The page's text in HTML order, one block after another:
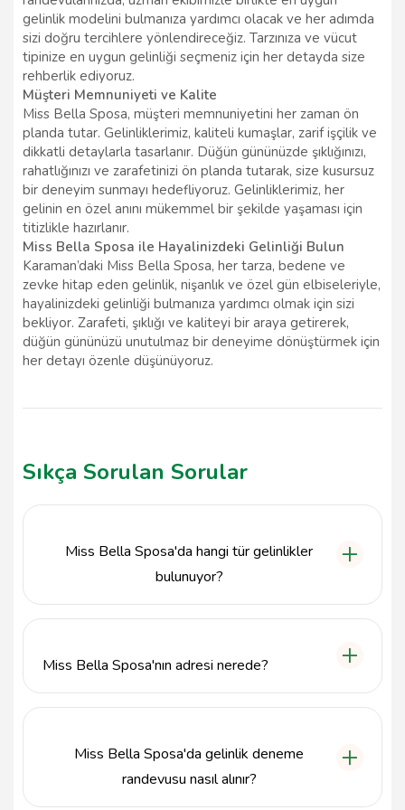
gelinlik modelini bulmanıza yardımcı olacak ve her adımda
sizi doğru tercihlere yönlendireceğiz. Tarzınıza ve vücut
tipinize en uygun gelinliği seçmeniz için her detayda size
rehberlik ediyoruz.
Müşteri Memnuniyeti ve Kalite
Miss Bella Sposa, müşteri memnuniyetini her zaman ön
planda tutar. Gelinliklerimiz, kaliteli kumaşlar, zarif işçilik ve
dikkatli detaylarla tasarlanır. Düğün gününüzde şıklığınızı,
rahatlığınızı ve zarafetinizi ön planda tutarak, size kusursuz
bir deneyim sunmayı hedefliyoruz. Gelinliklerimiz, her
gelinin en özel anını mükemmel bir şekilde yaşaması için
titizlikle hazırlanır.
Miss Bella Sposa ile Hayalinizdeki Gelinliği Bulun
Karaman’daki Miss Bella Sposa, her tarza, bedene ve
zevke hitap eden gelinlik, nişanlık ve özel gün elbiseleriyle,
hayalinizdeki gelinliği bulmanıza yardımcı olmak için sizi
bekliyor. Zarafeti, şıklığı ve kaliteyi bir araya getirerek,
düğün gününüzü unutulmaz bir deneyime dönüştürmek için
her detayı özenle düşünüyoruz.
Sıkça Sorulan Sorular
Miss Bella Sposa'da hangi tür gelinlikler
bulunuyor?
gelinliklerimizle her gelinin hayalindeki tasarımı
Miss Bella Sposa'nın adresi nerede?
Miss Bella Sposa'da gelinlik deneme
randevusu nasıl alınır?